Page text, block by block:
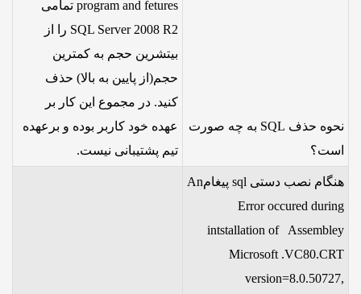
نحوه حذف SQL به چه صورت
است؟
program and fetures تمامی
SQL Server 2008 R2 را از
بیتشرین حجم به کمترین
حجم(از پایین به بالا) حذف
کنید. در مجموع این کار بر
عهده خود کاربر بوده و برعهده
تیم پشتیبانی نیست.
هنگام نصب دستی sql پیغامAn
Error occured during
intstallation of Assembley
Microsoft .VC80.CRT
version=8.0.50727,